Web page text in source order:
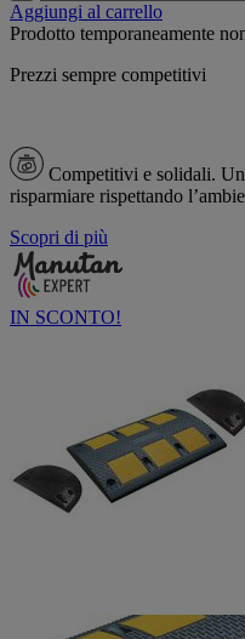
Aggiungi al carrello
Prodotto temporaneamente
Prezzi sempre competitivi
Competitivi e solidali.
risparmiare rispettando
Scopri di più
IN SCONTO!